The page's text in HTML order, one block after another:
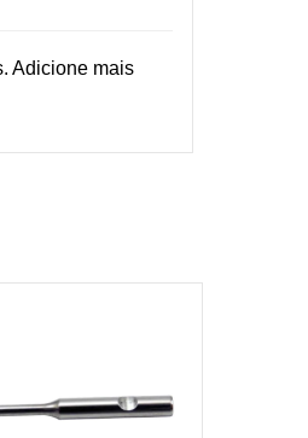
Adicione mais